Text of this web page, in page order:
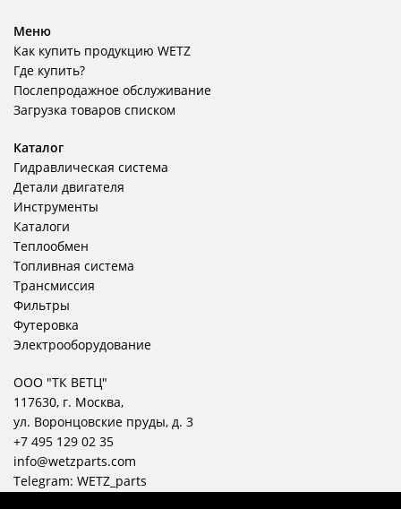
Меню
Как купить продукцию WETZ
Где купить?
Послепродажное обслуживание
Загрузка товаров списком
Каталог
Гидравлическая система
Детали двигателя
Инструменты
Каталоги
Теплообмен
Топливная система
Трансмиссия
Фильтры
Футеровка
Электрооборудование
ООО "ТК ВЕТЦ"
117630, г. Москва,
ул. Воронцовские пруды, д. 3
+7 495 129 02 35
info@wetzparts.com
Telegram: WETZ_parts